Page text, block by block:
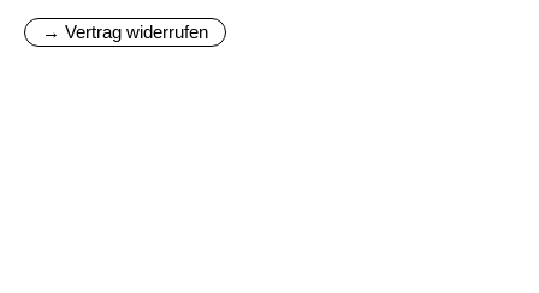
→ Vertrag widerrufen